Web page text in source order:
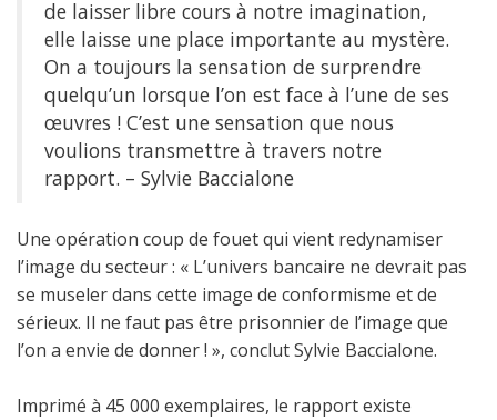
de laisser libre cours à notre imagination,
elle laisse une place importante au mystère.
On a toujours la sensation de surprendre
quelqu’un lorsque l’on est face à l’une de ses
œuvres ! C’est une sensation que nous
voulions transmettre à travers notre
rapport. – Sylvie Baccialone
Une opération coup de fouet qui vient redynamiser
l’image du secteur : « L’univers bancaire ne devrait pas
se museler dans cette image de conformisme et de
sérieux. Il ne faut pas être prisonnier de l’image que
l’on a envie de donner ! », conclut Sylvie Baccialone.
Imprimé à 45 000 exemplaires, le rapport existe